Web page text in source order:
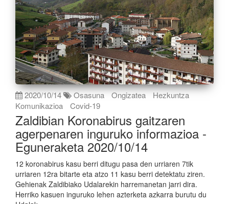
2020/10/14 Osasuna Ongizatea
Hezkuntza
Komunikazioa
Covid-19
Zaldibian Koronabirus gaitzaren
agerpenaren inguruko informazioa -
Eguneraketa 2020/10/14
12 koronabirus kasu berri ditugu pasa den urriaren 7tik
urriaren 12ra bitarte eta atzo 11 kasu berri detektatu ziren.
Gehienak Zaldibiako Udalarekin harremanetan jarri dira.
Herriko kasuen inguruko lehen azterketa azkarra burutu du